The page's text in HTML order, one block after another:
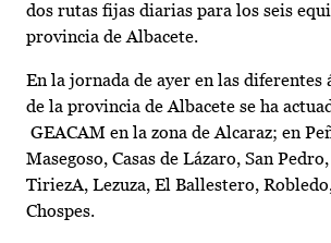
dos rutas fijas diarias para los seis
provincia de Albacete.
En la jornada de ayer en las diferentes
de la provincia de Albacete se ha
GEACAM en la zona de Alcaraz; en
Masegoso, Casas de Lázaro, San
TiriezA, Lezuza, El Ballestero,
Chospes.